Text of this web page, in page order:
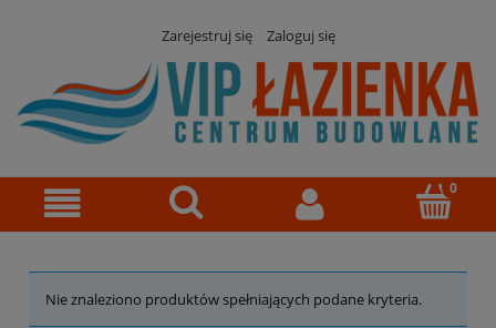
Zarejestruj się Zaloguj się
Nie znaleziono produktów spełniających podane kryteria.